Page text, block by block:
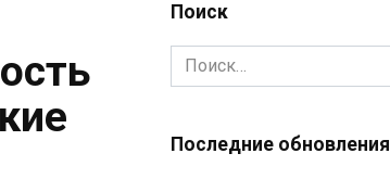
Поиск
Search
for:
Последние обновления